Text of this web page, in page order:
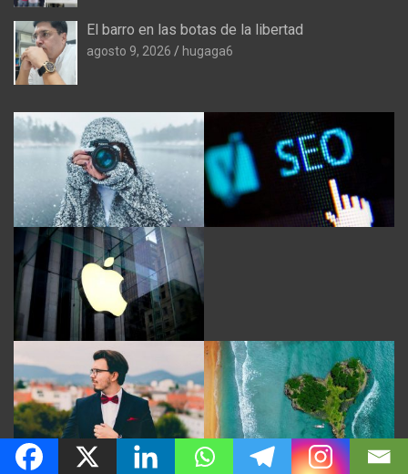
El barro en las botas de la libertad
agosto 9, 2026 hugaga6